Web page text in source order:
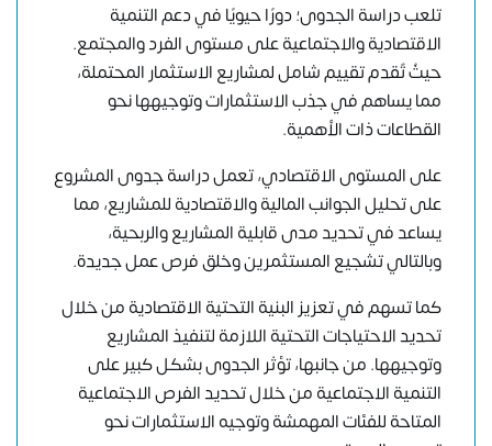
تلعب دراسة الجدوى؛ دورًا حيويًا في دعم التنمية
الاقتصادية والاجتماعية على مستوى الفرد والمجتمع.
حيثُ تٌقدم تقييم شامل لمشاريع الاستثمار المحتملة،
مما يساهم في جذب الاستثمارات وتوجيهها نحو
القطاعات ذات الأهمية.
على المستوى الاقتصادي، تعمل دراسة جدوى المشروع
على تحليل الجوانب المالية والاقتصادية للمشاريع، مما
يساعد في تحديد مدى قابلية المشاريع والربحية،
وبالتالي تشجيع المستثمرين وخلق فرص عمل جديدة.
كما تسهم في تعزيز البنية التحتية الاقتصادية من خلال
تحديد الاحتياجات التحتية اللازمة لتنفيذ المشاريع
وتوجيهها. من جانبها، تؤثر الجدوى بشكل كبير على
التنمية الاجتماعية من خلال تحديد الفرص الاجتماعية
المتاحة للفئات المهمشة وتوجيه الاستثمارات نحو